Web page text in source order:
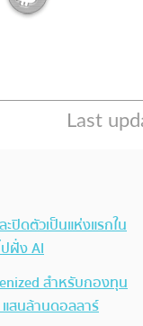
ปิดตัวเป็นแห่งแรกใน
ฝั่ง AI
สำหรับกองทุน
สนล้านดอลลาร์